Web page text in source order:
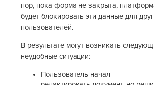
пор, пока форма не закрыта,
будет блокировать эти данные для
пользователей.
В результате могут возникать
неудобные ситуации:
Пользователь начал